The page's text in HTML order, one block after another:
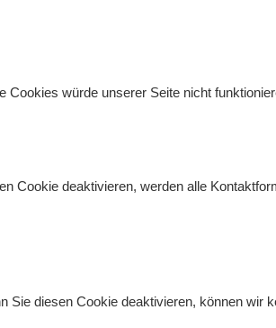
würde unserer Seite nicht
Cookie deaktivieren, werden alle
diesen Cookie deaktivieren, können wir